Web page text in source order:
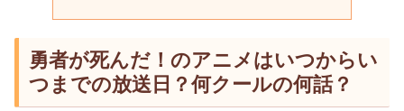
勇者が死んだ！のアニメはいつからい
つまでの放送日？何クールの何話？